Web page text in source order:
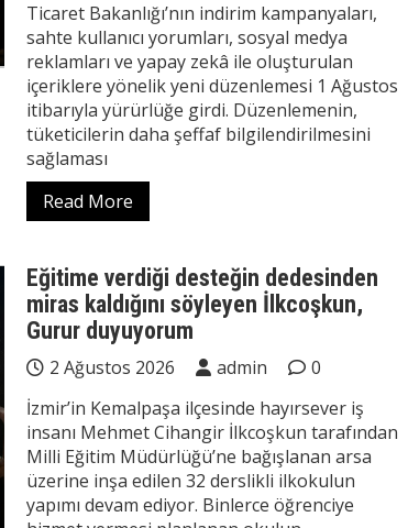
Ticaret Bakanlığı’nın indirim kampanyaları,
sahte kullanıcı yorumları, sosyal medya
reklamları ve yapay zekâ ile oluşturulan
içeriklere yönelik yeni düzenlemesi 1 Ağustos
itibarıyla yürürlüğe girdi. Düzenlemenin,
tüketicilerin daha şeffaf bilgilendirilmesini
sağlaması
Read More
Eğitime verdiği desteğin dedesinden
miras kaldığını söyleyen İlkcoşkun,
Gurur duyuyorum
2 Ağustos 2026 admin
0
İzmir’in Kemalpaşa ilçesinde hayırsever iş
insanı Mehmet Cihangir İlkcoşkun tarafından
Milli Eğitim Müdürlüğü’ne bağışlanan arsa
üzerine inşa edilen 32 derslikli ilkokulun
yapımı devam ediyor. Binlerce öğrenciye